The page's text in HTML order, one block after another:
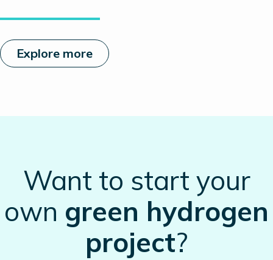
Explore more
Want to start your
own green hydrogen
project?